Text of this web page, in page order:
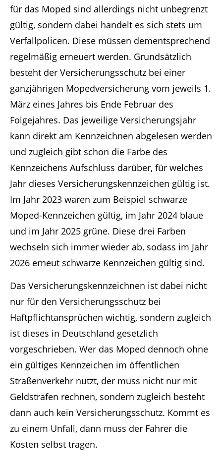
für das Moped sind allerdings nicht unbegrenzt
gültig, sondern dabei handelt es sich stets um
Verfallpolicen. Diese müssen dementsprechend
regelmäßig erneuert werden. Grundsätzlich
besteht der Versicherungsschutz bei einer
ganzjährigen Mopedversicherung vom jeweils 1.
März eines Jahres bis Ende Februar des
Folgejahres. Das jeweilige Versicherungsjahr
kann direkt am Kennzeichnen abgelesen werden
und zugleich gibt schon die Farbe des
Kennzeichens Aufschluss darüber, für welches
Jahr dieses Versicherungskennzeichen gültig ist.
Im Jahr 2023 waren zum Beispiel schwarze
Moped-Kennzeichen gültig, im Jahr 2024 blaue
und im Jahr 2025 grüne. Diese drei Farben
wechseln sich immer wieder ab, sodass im Jahr
2026 erneut schwarze Kennzeichen gültig sind.
Das Versicherungskennzeichnen ist dabei nicht
nur für den Versicherungsschutz bei
Haftpflichtansprüchen wichtig, sondern zugleich
ist dieses in Deutschland gesetzlich
vorgeschrieben. Wer das Moped dennoch ohne
ein gültiges Kennzeichen im öffentlichen
Straßenverkehr nutzt, der muss nicht nur mit
Geldstrafen rechnen, sondern zugleich besteht
dann auch kein Versicherungsschutz. Kommt es
zu einem Unfall, dann muss der Fahrer die
Kosten selbst tragen.